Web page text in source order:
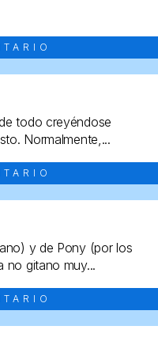
todo creyéndose
Normalmente,...
y de Pony (por los
no gitano muy...